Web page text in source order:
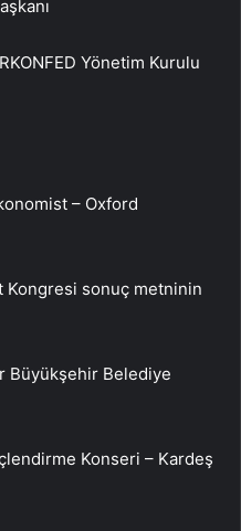
Yönetim Kurulu
– Oxford
Kongresi sonuç metninin
Büyükşehir Belediye
Konseri – Kardeş